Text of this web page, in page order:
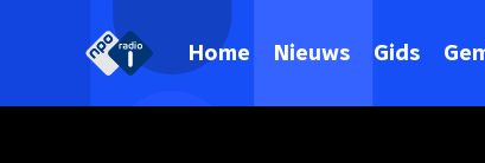
Home Nieuws Gids